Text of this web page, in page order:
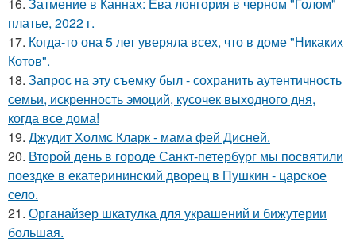
платье, 2022 г.
17. Когда-то она 5 лет уверяла всех, что в доме "Никаких
Котов".
18. Запрос на эту съемку был - сохранить аутентичность
семьи, искренность эмоций, кусочек выходного дня,
когда все дома!
19. Джудит Холмс Кларк - мама фей Дисней.
20. Второй день в городе Санкт-петербург мы посвятили
поездке в екатерининский дворец в Пушкин - царское
село.
21. Органайзер шкатулка для украшений и бижутерии
большая.